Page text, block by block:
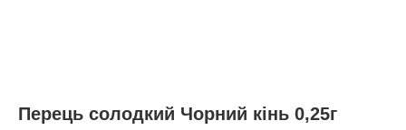
Перець солодкий Чорний кінь 0,25г